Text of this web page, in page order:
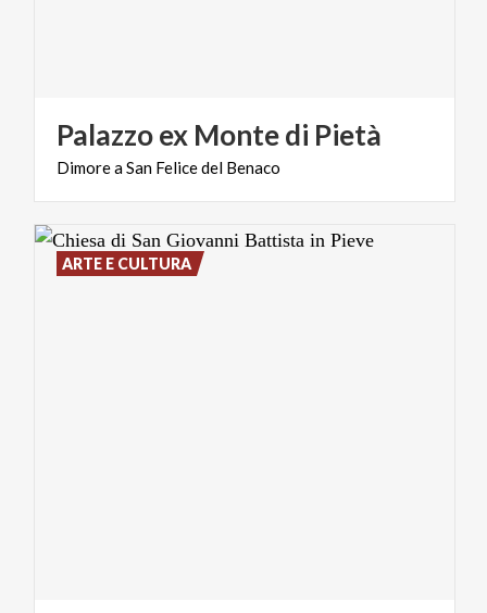
Palazzoex Montedi Pietà
DimoreaSan Felicedel Benaco
ARTE E CULTURA